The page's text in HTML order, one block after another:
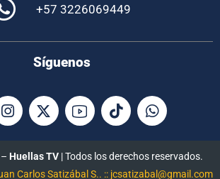
+57 3226069449
Síguenos
Huellas TV| Todos los derechos reservados.
Carlos Satizábal S.. :: jcsatizabal@gmail.com